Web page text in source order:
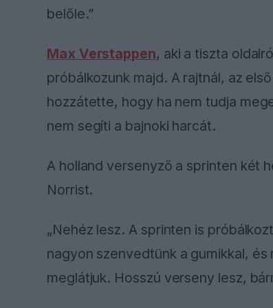
belőle.”
Max Verstappen, aki a tiszta
próbálkozunk majd. A rajtnál, az
hozzátette, hogy ha nem tudja
nem segíti a bajnoki harcát.
A holland versenyző a sprinten két
Norrist.
„Nehéz lesz. A sprinten is
nagyon szenvedtünk a gumikkal,
meglátjuk. Hosszú verseny lesz,